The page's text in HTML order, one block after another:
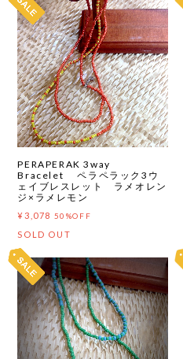
PERAPERAK 3way
Bracelet ペラペラック3ウ
ェイブレスレット ラメオレン
ジ×ラメレモン
¥3,078 50%OFF
SOLD OUT